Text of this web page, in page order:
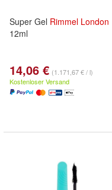
Super Gel Rimmel London
12ml
14,06 € (1.171,67 € / l)
Kostenloser Versand